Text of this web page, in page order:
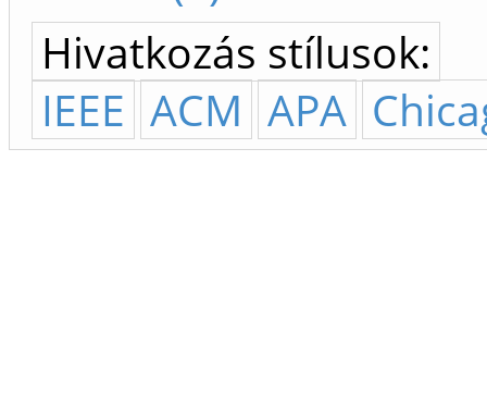
Hivatkozás stílusok:
IEEE ACM APA